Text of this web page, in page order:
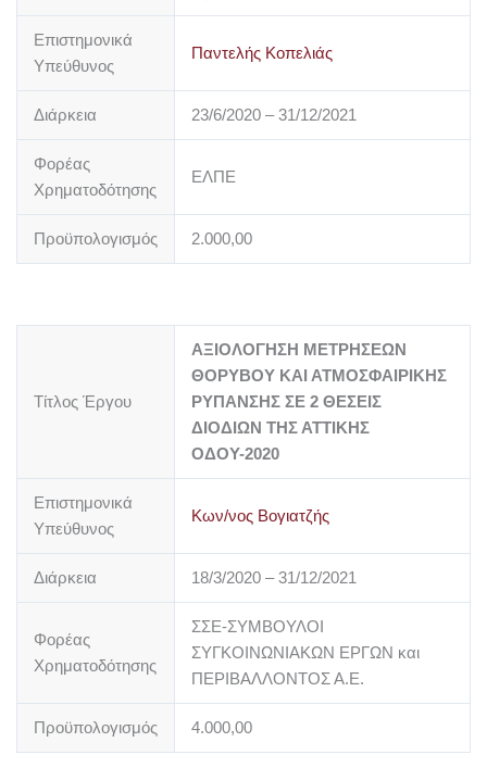
Επιστημονικά
Υπεύθυνος
Παντελής Κοπελιάς
Διάρκεια 23/6/2020 – 31/12/2021
Φορέας
Χρηματοδότησης
ΕΛΠΕ
Προϋπολογισμός 2.000,00
Τίτλος Έργου
ΑΞΙΟΛΟΓΗΣΗ ΜΕΤΡΗΣΕΩΝ
ΘΟΡΥΒΟΥ ΚΑΙ ΑΤΜΟΣΦΑΙΡΙΚΗΣ
ΡΥΠΑΝΣΗΣ ΣΕ 2 ΘΕΣΕΙΣ
ΔΙΟΔΙΩΝ ΤΗΣ ΑΤΤΙΚΗΣ
ΟΔΟΥ-2020
Επιστημονικά
Υπεύθυνος
Κων/νος Βογιατζής
Διάρκεια 18/3/2020 – 31/12/2021
Φορέας
Χρηματοδότησης
ΣΣΕ-ΣΥΜΒΟΥΛΟΙ
ΣΥΓΚΟΙΝΩΝΙΑΚΩΝ ΕΡΓΩΝ και
ΠΕΡΙΒΑΛΛΟΝΤΟΣ Α.Ε.
Προϋπολογισμός 4.000,00